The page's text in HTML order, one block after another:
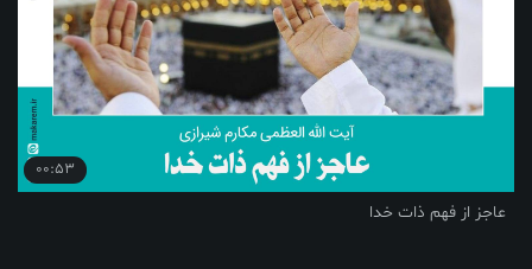
00:53
عاجز از فهم ذات خدا